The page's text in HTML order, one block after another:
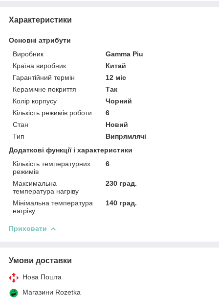
Характеристики
Основні атрибути
Виробник
Gamma Piu
Країна виробник
Китай
Гарантійний термін
12 міс
Керамічне покриття
Так
Колір корпусу
Чорний
Кількість режимів роботи
6
Стан
Новий
Тип
Випрямлячі
Додаткові функції і характеристики
Кількість температурних
режимів
6
Максимальна
температура нагріву
230 град.
Мінімальна температура
нагріву
140 град.
Приховати
Умови доставки
Нова Пошта
Магазини Rozetka